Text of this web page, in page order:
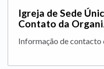
Igreja de Sede
Contato da
Informação de contacto